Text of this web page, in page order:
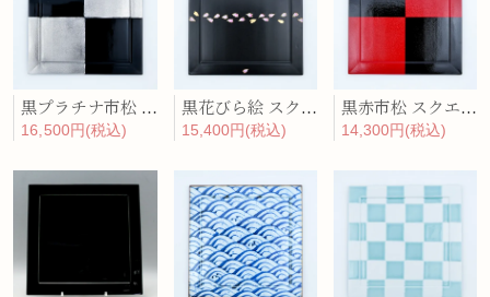
黒プラチナ市松 スクエア・ディナープレート
16,500円(税込)
黒花びら絵 スクエア・ディナープレート
15,400円(税込)
黒赤市松 スクエア・ディナープレート
14,300円(税込)